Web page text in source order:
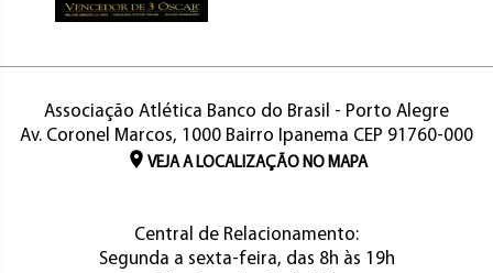
Associação Atlética Banco do Brasil - Porto Alegre
Av. Coronel Marcos, 1000 Bairro Ipanema CEP 91760-000
VEJA A LOCALIZAÇÃO NO MAPA
Central de Relacionamento:
Segunda a sexta-feira, das 8h às 19h